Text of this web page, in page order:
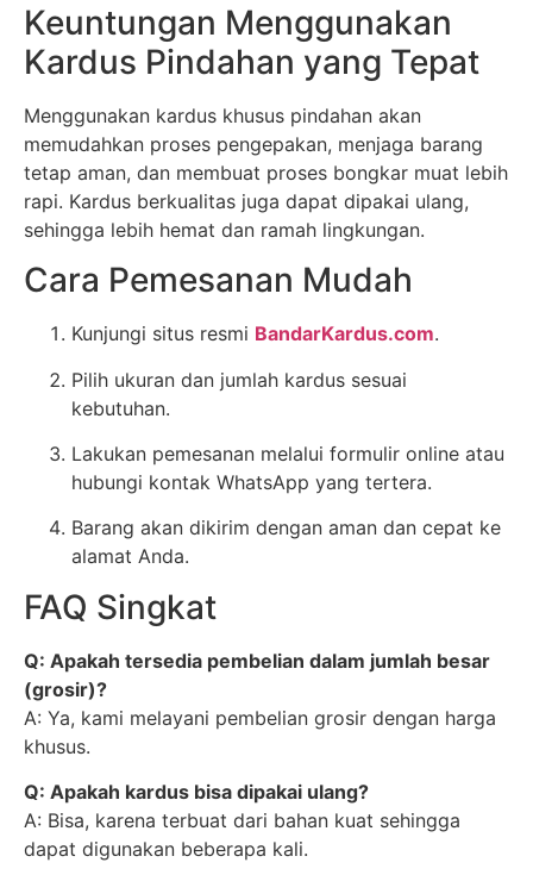
Keuntungan Menggunakan
Kardus Pindahan yang Tepat
Menggunakan kardus khusus pindahan akan
memudahkan proses pengepakan, menjaga barang
tetap aman, dan membuat proses bongkar muat lebih
rapi. Kardus berkualitas juga dapat dipakai ulang,
sehingga lebih hemat dan ramah lingkungan.
Cara Pemesanan Mudah
Kunjungi situs resmi BandarKardus.com.
Pilih ukuran dan jumlah kardus sesuai
kebutuhan.
Lakukan pemesanan melalui formulir online atau
hubungi kontak WhatsApp yang tertera.
Barang akan dikirim dengan aman dan cepat ke
alamat Anda.
FAQ Singkat
Q: Apakah tersedia pembelian dalam jumlah besar
(grosir)?
A: Ya, kami melayani pembelian grosir dengan harga
khusus.
Q: Apakah kardus bisa dipakai ulang?
A: Bisa, karena terbuat dari bahan kuat sehingga
dapat digunakan beberapa kali.